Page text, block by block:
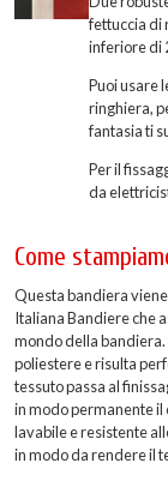
fettuccia di
inferiore di
Puoi usare
ringhiera,
fantasia ti
Per il
da
Come
Questa bandiera
Italiana Bandiere che
mondo della
poliestere e risulta
tessuto passa al
in modo permanente il
lavabile e resistente
in modo da rendere il